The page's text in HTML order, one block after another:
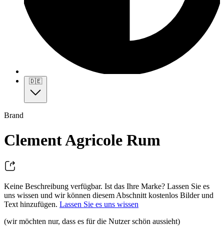
🇩🇪
Brand
Clement Agricole Rum
Keine Beschreibung verfügbar. Ist das Ihre Marke? Lassen Sie es
uns wissen und wir können diesem Abschnitt kostenlos Bilder und
Text hinzufügen. Lassen Sie es uns wissen
(wir möchten nur, dass es für die Nutzer schön aussieht)